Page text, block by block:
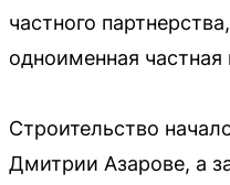
частного
одноименная частная
Строительство
Дмитрии Азарове, а